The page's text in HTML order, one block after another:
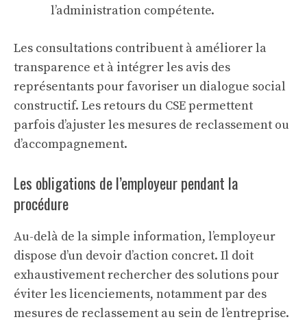
l’administration compétente.
Les consultations contribuent à améliorer la
transparence et à intégrer les avis des
représentants pour favoriser un dialogue social
constructif. Les retours du CSE permettent
parfois d’ajuster les mesures de reclassement ou
d’accompagnement.
Les obligations de l’employeur pendant la
procédure
Au-delà de la simple information, l’employeur
dispose d’un devoir d’action concret. Il doit
exhaustivement rechercher des solutions pour
éviter les licenciements, notamment par des
mesures de reclassement au sein de l’entreprise.